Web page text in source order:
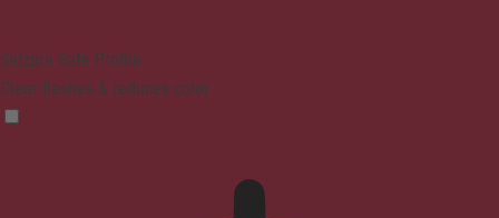
Seizure Safe Profile
Clear flashes & reduces color